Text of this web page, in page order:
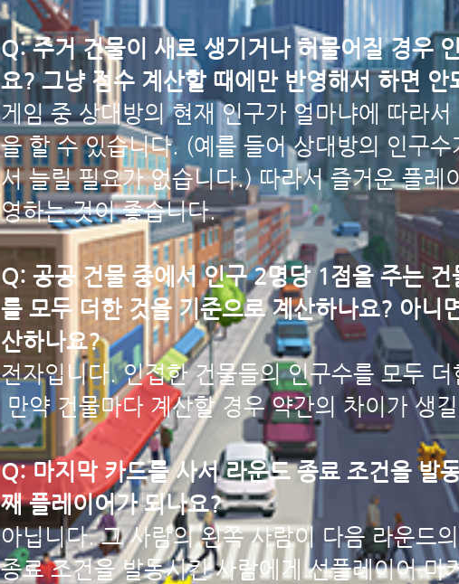
Q: 주거 건물이 새로 생기거나 허물어질 경우
요? 그냥 점수 계산할 때에만 반영해서 하면
게임 중 상대방의 현재 인구가 얼마냐에 따라
을 할 수 있습니다. (예를 들어 상대방의 인구
서 늘릴 필요가 없습니다.) 따라서 즐거운 플레
영하는 것이 좋습니다.
Q: 공공 건물 중에서 인구 2명당 1점을 주는
를 모두 더한 것을 기준으로 계산하나요? 아니
산하나요?
전자입니다. 인접한 건물들의 인구수를 모두
만약 건물마다 계산할 경우 약간의 차이가 생
Q: 마지막 카드를 사서 라운드 종료 조건을 발
째 플레이어가 되나요?
아닙니다. 그 사람의 왼쪽 사람이 다음 라운드
종료 조건을 발동시킨 사람에게 선플레이어